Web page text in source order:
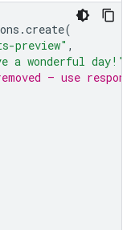
.create(
preview" ,
a wonderful day!"
— use